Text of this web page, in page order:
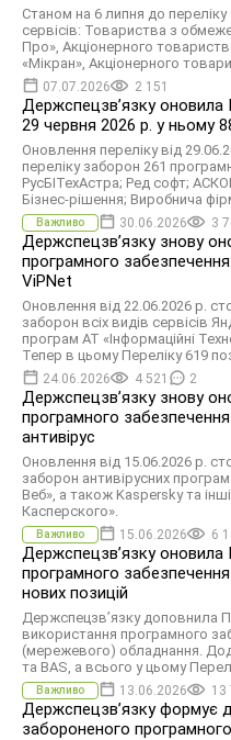
Станом на 6 липня до
сервісів: Товариства з
Про», Акціонерного
«Мікран», Акціонерного
07.07.2026 2 151
Держспецзв’язку оновила
29 червня 2026 р. у ньому
Оновлення переліку від
переліку заборон 261
РусБІТехАстра; Ред софт;
Бізнес-рішення; Виробнича
Важливо 30.06.2026 3
Держспецзв’язку знову
програмного
ViPNet
Оновлення від 22.06.2026 р.
заборон всіх видів сервісів
програм АТ «Інформаційні
Тепер в цьому Переліку 619
24.06.2026 4 521 2
Держспецзв’язку знову
програмного
антивірус
Оновлення від 15.06.2026 р.
заборон антивірусних
Веб», а також Kaspersky та
Касперского».
Важливо 15.06.2026 6
Держспецзв’язку оновила
програмного
нових позицій
Держспецзв’язку доповнила
використання програмного
(мережевого) обладнання.
та BAS, а всього у цьому
Важливо 13.06.2026 13
Держспецзв’язку формує
забороненого